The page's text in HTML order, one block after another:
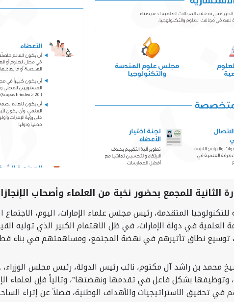
الثانية للمجمع بحضور نخبة من العلماء وأصحاب
المتقدمة، رئيس مجلس علماء الإمارات، اليوم،
العلمية في دولة الإمارات، في ظل الاهتمام الكبير الذي توليه
توسيع نطاق تأثيرهم في نهضة المجتمع، ومساهمتهم في بناء
محمد بن راشد آل مكتوم، نائب رئيس الدولة، رئيس مجلس
وتوظيفها بشكل فاعل في تقدمها ونهضتها"، وتالياً فإن لعلماء
تحقيق الاستراتيجيات والأهداف الوطنية، فضلاً عن إثراء